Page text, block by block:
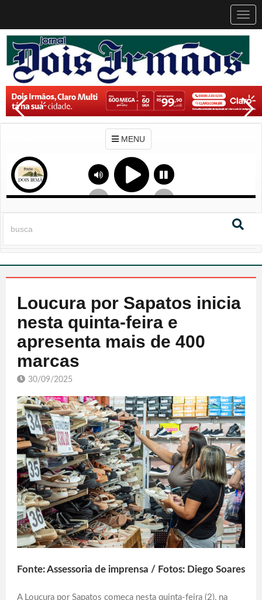
MENU
Loucura por Sapatos inicia
nesta quinta-feira e
apresenta mais de 400
marcas
30/09/2025
Fonte: Assessoria de imprensa / Fotos: Diego Soares
A Loucura por Sapatos começa nesta quinta-feira (2), na